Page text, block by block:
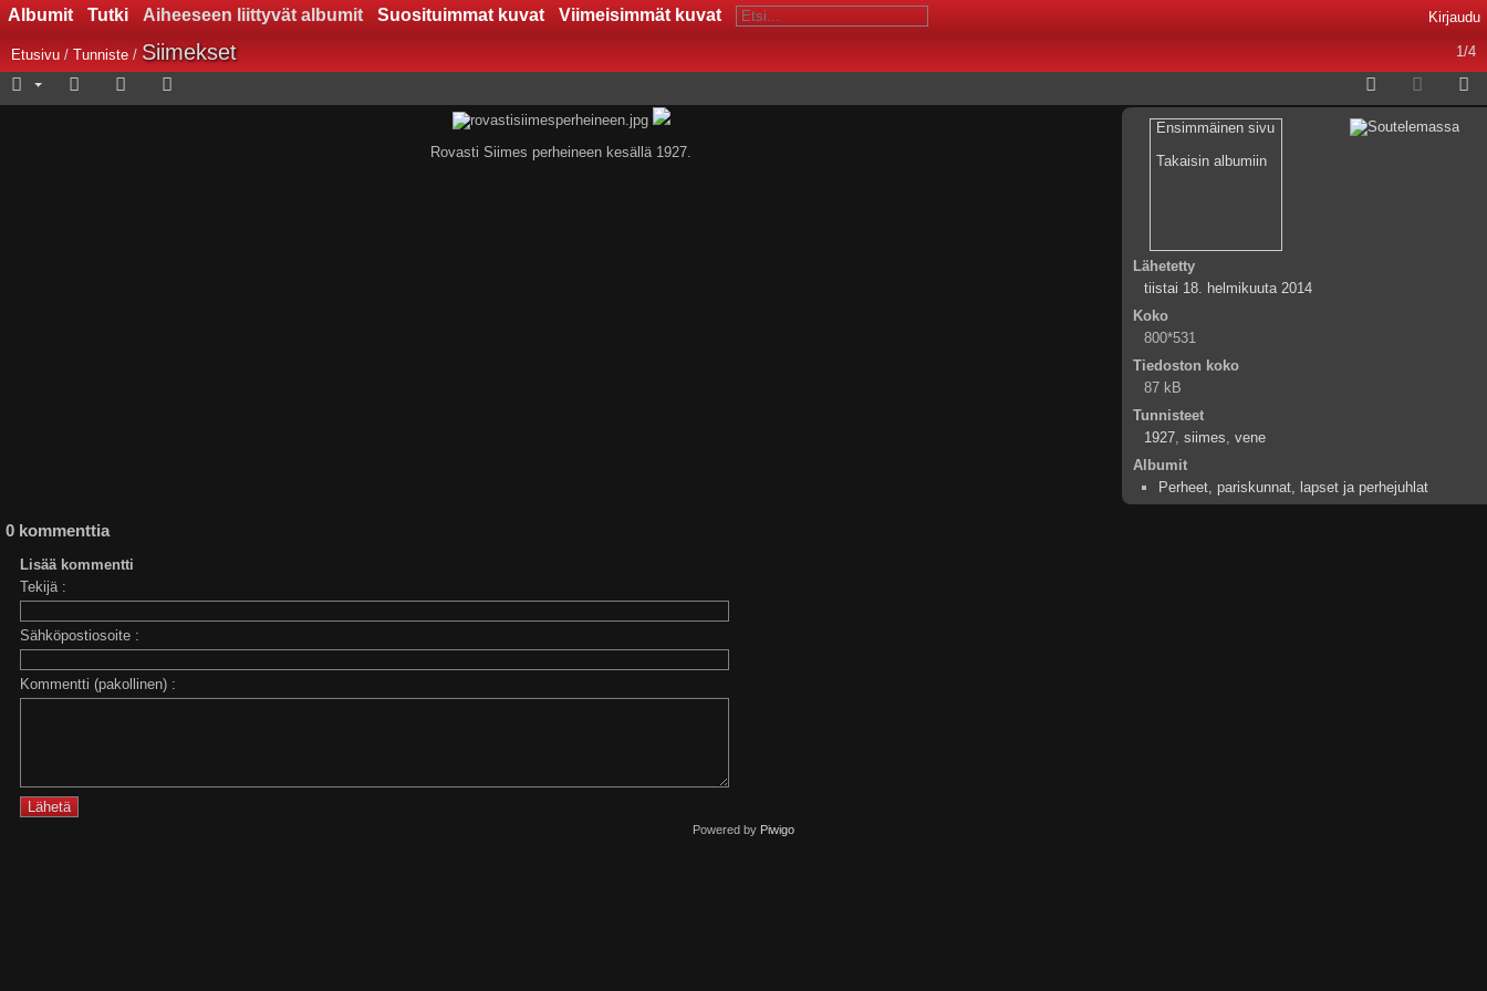
Albumit Tutki Aiheeseen liittyvät albumit Suosituimmat kuvat Viimeisimmät kuvat Kirjaudu
1/4
Etusivu / Tunniste / Siimekset
Rovasti Siimes perheineen kesällä 1927.
Ensimmäinen sivu
Takaisin albumiin
Lähetetty
tiistai 18. helmikuuta 2014
Koko
800*531
Tiedoston koko
87 kB
Tunnisteet
1927, siimes, vene
Albumit
Perheet, pariskunnat, lapset ja perhejuhlat
0 kommenttia
Lisää kommentti
Tekijä :
Sähköpostiosoite :
Kommentti (pakollinen) :
Powered by Piwigo